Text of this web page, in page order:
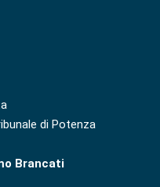
di Potenza
Brancati